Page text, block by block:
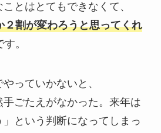
とはとてもできなくて、
２割が変わろうと思ってくれ
。
っていかないと、
手ごたえがなかった。来年は
という判断になってしまっ